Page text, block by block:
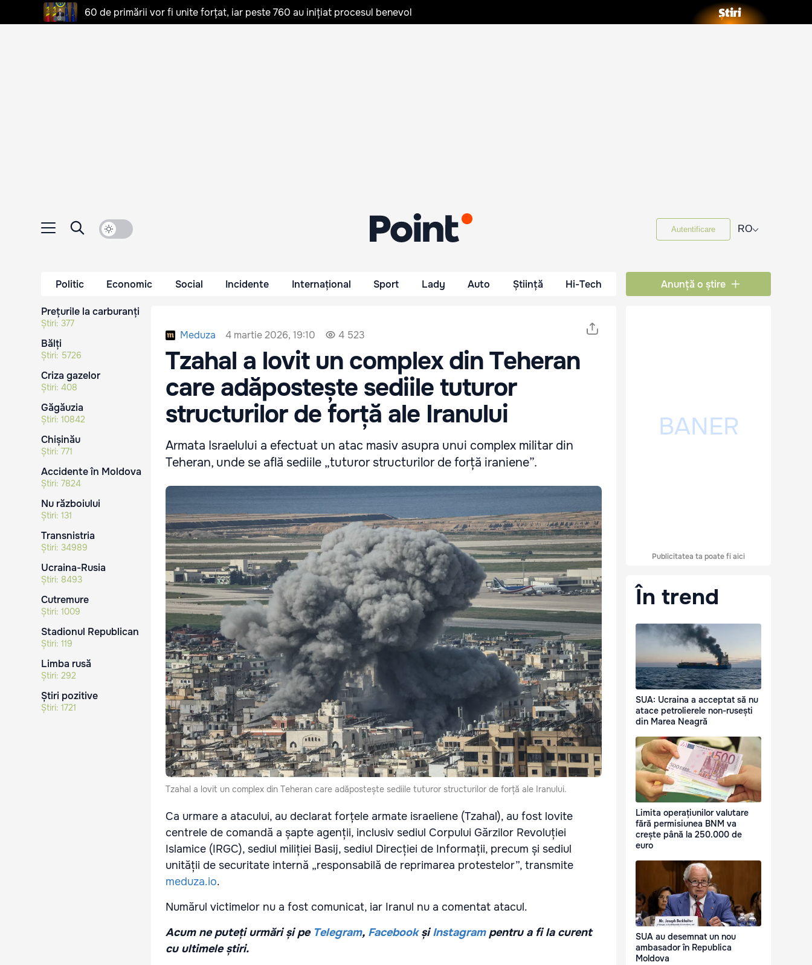
60 de primării vor fi unite forțat, iar peste 760 au inițiat procesul benevol
Autentificare RO⌵
Politic Economic Social Incidente Internațional Sport Lady Auto Știință Hi-Tech Anunță o știre
Prețurile la carburanți
Știri: 377
Bălți
Știri: 5726
Criza gazelor
Știri: 408
Găgăuzia
Știri: 10842
Chișinău
Știri: 771
Accidente în Moldova
Știri: 7824
Nu războiului
Știri: 131
Transnistria
Știri: 34989
Ucraina-Rusia
Știri: 8493
Cutremure
Știri: 1009
Stadionul Republican
Știri: 119
Limba rusă
Știri: 292
Știri pozitive
Știri: 1721
Meduza 4 martie 2026, 19:10 4 523
Tzahal a lovit un complex din Teheran
care adăpostește sediile tuturor
structurilor de forță ale Iranului
Armata Israelului a efectuat un atac masiv asupra unui complex militar din
Teheran, unde se află sediile „tuturor structurilor de forță iraniene”.
Tzahal a lovit un complex din Teheran care adăpostește sediile tuturor structurilor de forță ale Iranului.
Ca urmare a atacului, au declarat forțele armate israeliene (Tzahal), au fost lovite
centrele de comandă a șapte agenții, inclusiv sediul Corpului Gărzilor Revoluției
Islamice (IRGC), sediul miliției Basij, sediul Direcției de Informații, precum și sediul
unității de securitate internă „responsabilă de reprimarea protestelor”, transmite
meduza.io.
Numărul victimelor nu a fost comunicat, iar Iranul nu a comentat atacul.
Acum ne puteți urmări și pe Telegram, Facebook șiInstagrampentru a fi la curent
cu ultimele știri.
Publicitatea ta poate fi aici
În trend
SUA: Ucraina a acceptat să nu
atace petrolierele non-rusești
din Marea Neagră
Limita operațiunilor valutare
fără permisiunea BNM va
crește până la 250.000 de
euro
SUA au desemnat un nou
ambasador în Republica
Moldova